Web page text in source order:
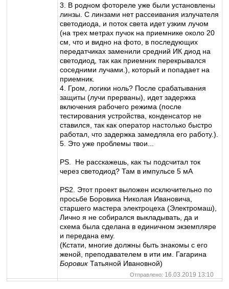
3. В родном фотореле уже были установлены
линзы. С линзами нет рассеивания излучателя
светодиода, и поток света идет узким лучом
(на трех метрах пучок на приемнике около 20
см, что и видно на фото, в последующих
передатчиках заменили средний ИК диод на
светодиод, так как приемник перекрывался
соседними лучами.), который и попадает на
приемник.
4. Гром, логики ноль? После срабатывания
защиты (лучи прерваны), идет задержка
включения рабочего режима (после
тестирования устройства, конденсатор не
ставился, так как оператор настолько быстро
работал, что задержка замедляла его работу.).
5. Это уже проблемы твои...
PS. Не расскажешь, как ты подсчитал ток
через светодиод? Там в импульсе 5 мА
PS2. Этот проект выложен исключительно по
просьбе Боровика Николая Ивановича,
старшего мастера электроцеха (Электромаш),
Лично я не собирался выкладывать, да и
схема была сделана в единичном экземпляре
и передана ему.
(Кстати, многие должны быть знакомы с его
женой, преподавателем в ити им. Гагарина
Боровик Татьяной Ивановной)
Отправлено: 16.03.2019 13:10